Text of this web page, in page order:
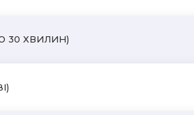
30 ХВИЛИН)